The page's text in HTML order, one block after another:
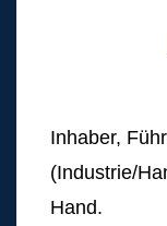
Inhaber,
(Industrie/
Hand.